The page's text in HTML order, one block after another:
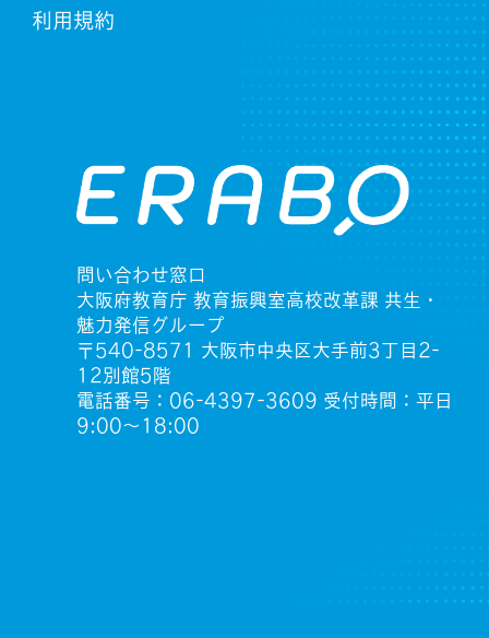
利用規約
問い合わせ窓口
大阪府教育庁 教育振興室高校改革課 共生・
魅力発信グループ
〒540-8571 大阪市中央区大手前3丁目2-
12別館5階
電話番号：06-4397-3609 受付時間：平日
9:00〜18:00